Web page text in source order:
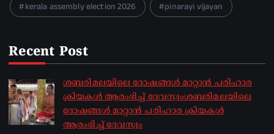
kerala assembly election 2026
pinarayi vijayan
Recent Post
ശബരിമലയിലെ ദോഷങ്ങൾ മാറ്റാൻ പരിഹാര
ക്രിയകൾ ആരംഭിച്ച് ദേവസ്വംശബരിമലയിലെ
ദോഷങ്ങൾ മാറ്റാൻ പരിഹാര ക്രിയകൾ
ആരംഭിച്ച് ദേവസ്വം